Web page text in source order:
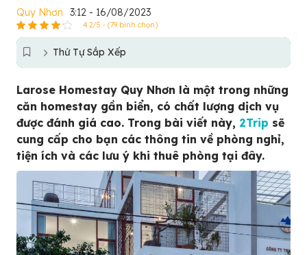
Quy Nhơn 3:12 - 16/08/2023
4.2/5 - (79 bình chọn)
Thứ Tự Sắp Xếp
Larose Homestay Quy Nhơn là một trong những
căn homestay gần biển, có chất lượng dịch vụ
được đánh giá cao. Trong bài viết này, 2Trip sẽ
cung cấp cho bạn các thông tin về phòng nghỉ,
tiện ích và các lưu ý khi thuê phòng tại đây.